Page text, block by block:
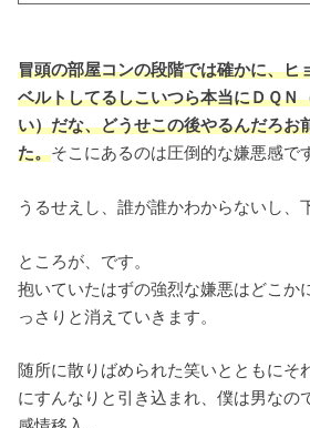
冒頭の部屋コンの段階では確かに、ヒ
ベルトしてるしこいつら本当にＤＱＮ
い）だな、どうせこの後やるんだろお
た。そこにあるのは圧倒的な嫌悪感で
うるせえし、誰が誰かわからないし、
ところが、です。
抱いていたはずの強烈な嫌悪はどこか
っさりと消えていきます。
随所に散りばめられた笑いとともにそ
にすんなりと引き込まれ、僕は男なの